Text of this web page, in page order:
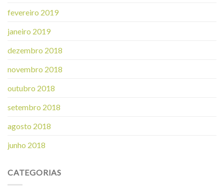
fevereiro 2019
janeiro 2019
dezembro 2018
novembro 2018
outubro 2018
setembro 2018
agosto 2018
junho 2018
CATEGORIAS